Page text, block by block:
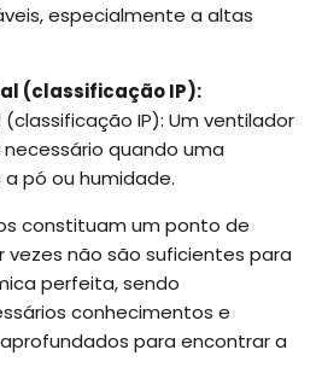
especialmente a altas
(classificação IP):
IP): Um ventilador
quando uma
pó ou humidade.
constituam um ponto de
não são suficientes para
perfeita, sendo
conhecimentos e
para encontrar a